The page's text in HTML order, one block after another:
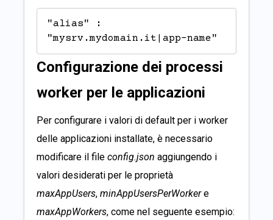
"alias" :
"mysrv.mydomain.it|app-name"
Configurazione dei processi
worker per le applicazioni
Per configurare i valori di default per i worker
delle applicazioni installate, è necessario
modificare il file config.json aggiungendo i
valori desiderati per le proprietà
maxAppUsers, minAppUsersPerWorkere
maxAppWorkers, come nel seguente esempio: